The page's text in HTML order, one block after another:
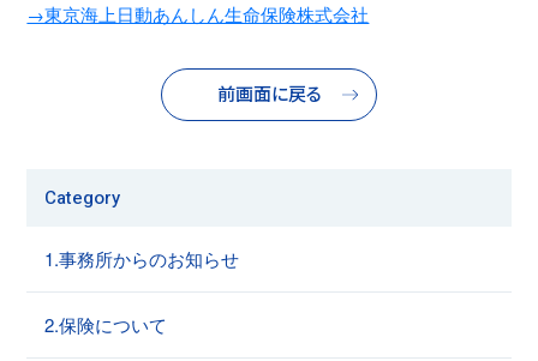
→東京海上日動あんしん生命保険株式会社
前画面に戻る
Category
1.事務所からのお知らせ
2.保険について